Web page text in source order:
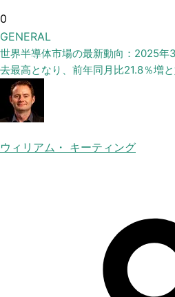
0
GENERAL
世界半導体市場の最新動向：2025年
去最高となり、前年同月比21.8％増と
ウィリアム・ キーティング